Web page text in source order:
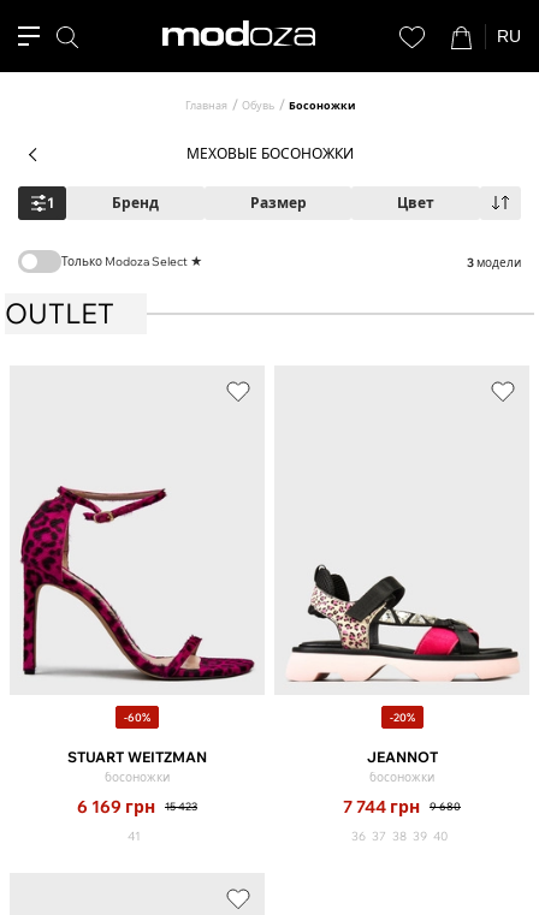
RU
Главная Обувь Босоножки
МЕХОВЫЕ БОСОНОЖКИ
1 Бренд Размер Цвет
Только Modoza Select ★ 3модели
OUTLET
-60%
STUART WEITZMAN
босоножки
6 169 грн 15 423
41
-20%
JEANNOT
босоножки
7 744 грн 9 680
36 37 38 39 40